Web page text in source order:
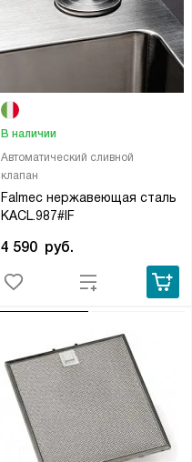
Автоматический сливной
клапан
Falmec нержавеющая сталь
KACL.987#IF
В наличии
4 590 руб.